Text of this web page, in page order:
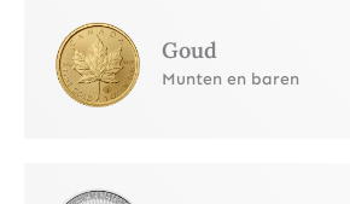
Goud
Munten en baren